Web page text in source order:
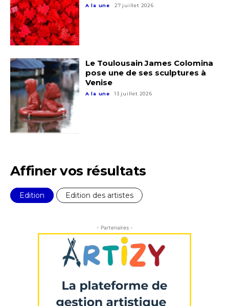
J'accepte lestermes et conditions
* Champ obligatoire
Prénom
J'accepte lestermes et conditions
* Champ obligatoire
A la une 27 juillet 2026
Le Toulousain James Colomina
pose une de ses sculptures à
Venise
A la une 13 juillet 2026
Affiner vos résultats
Edition Edition des artistes
- Partenaires -